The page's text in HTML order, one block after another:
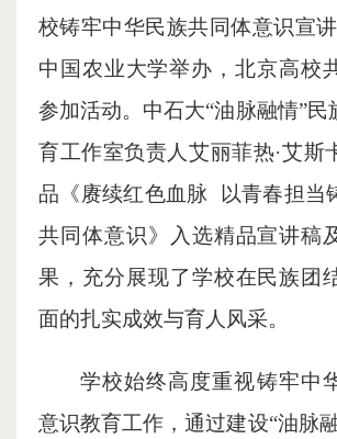
校铸牢中华民族共同体意识宣
中国农业大学举办，北京高校
参加活动。 中石大“油脉融情”民
育工作室负责人艾丽菲热·艾斯
品《赓续红色血脉 以青春担当
共同体意识》入选精品宣讲稿
果，充分展现了学校在民族团
面的扎实成效与育人风采。
学校始终高度重视铸牢中
意识教育工作，通过建设“油脉